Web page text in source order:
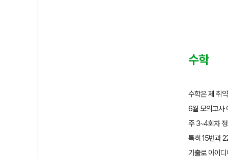
수학
수학은 제 취
6월 모의고사
주3~4회차
특히 15번과
기출로 아이